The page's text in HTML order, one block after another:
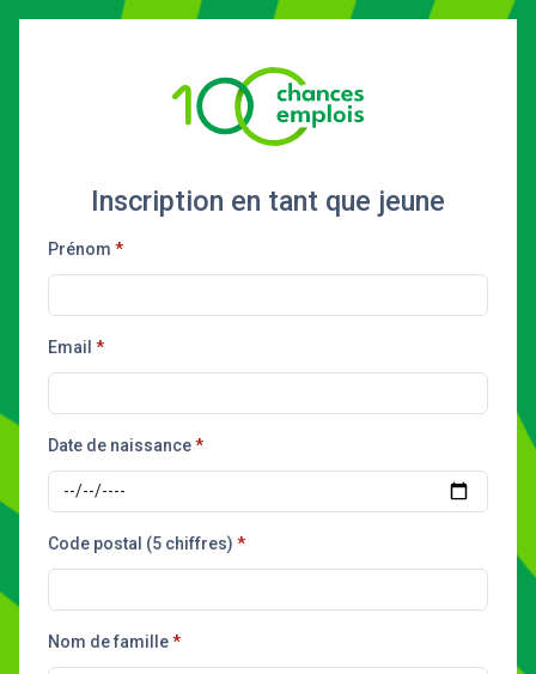
Inscription en tant que jeune
Prénom
Email
Date de naissance
Code postal (5 chiffres)
Nom de famille